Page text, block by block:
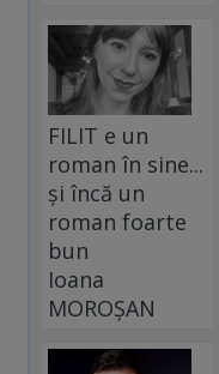
FILIT e un
roman în sine...
și încă un
roman foarte
bun
Ioana
MOROȘAN